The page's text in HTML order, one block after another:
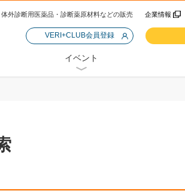
外診断用医薬品・診断薬原材料などの販売 企業情報
VERI+CLUB会員登録
イベント